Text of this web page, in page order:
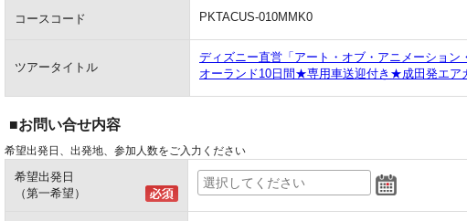
コースコード PKTACUS-010MMK0
ツアータイトル
ディズニー直営「アート・オブ・アニメーショ
オーランド10日間★専用車送迎付き★成田発エア
■お問い合せ内容
希望出発日、出発地、参加人数をご入力ください
希望出発日
（第一希望）